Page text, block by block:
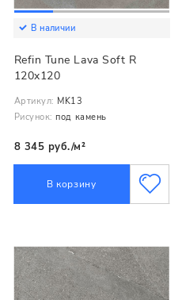
В наличии
Refin Tune Lava Soft R
120x120
Артикул: MK13
Рисунок: под камень
8 345 руб./м²
В корзину